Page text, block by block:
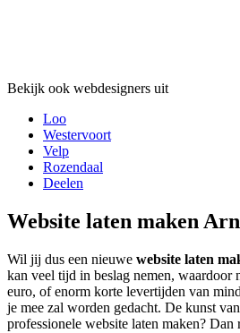
Bekijk ook webdesigners uit
Loo
Westervoort
Velp
Rozendaal
Deelen
Website laten maken
Wil jij dus een nieuwe website laten
kan veel tijd in beslag nemen, waardoor
euro, of enorm korte levertijden van
je mee zal worden gedacht. De kunst
professionele website laten maken?